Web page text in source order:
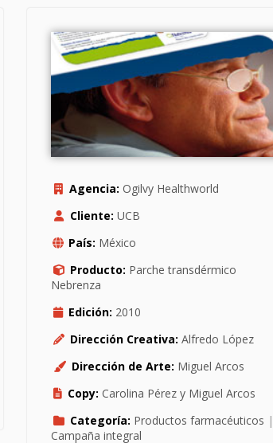
Agencia: Ogilvy Healthworld
Cliente: UCB
País: México
Producto: Parche transdérmico
Nebrenza
Edición: 2010
Dirección Creativa: Alfredo López
Dirección de Arte: Miguel Arcos
Copy: Carolina Pérez y Miguel Arcos
Categoría: Productos farmacéuticos |
Campaña integral